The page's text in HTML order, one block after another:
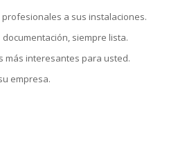
a sus instalaciones.
siempre lista.
más interesantes para usted.
empresa.